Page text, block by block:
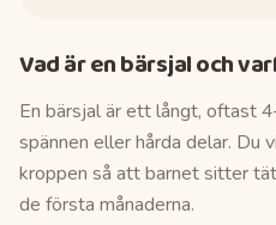
Vad är en bärsjal och
En bärsjal är ett långt, oftast
spännen eller hårda delar. Du
kroppen så att barnet sitter
de första månaderna.